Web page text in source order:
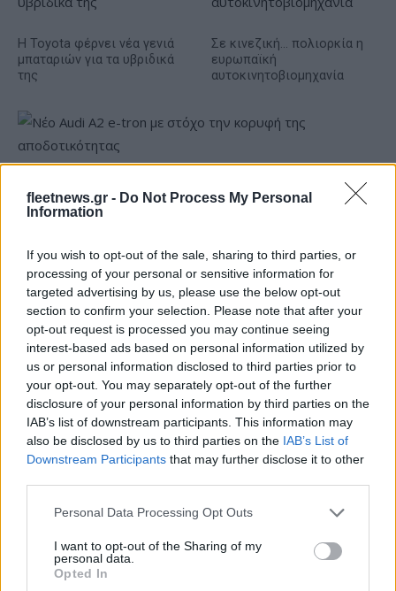
fleetnews.gr - Do Not Process My Personal
Information
If you wish to opt-out of the sale, sharing to third parties, or
processing of your personal or sensitive information for
targeted advertising by us, please use the below opt-out
section to confirm your selection. Please note that after your
opt-out request is processed you may continue seeing
interest-based ads based on personal information utilized by
us or personal information disclosed to third parties prior to
your opt-out. You may separately opt-out of the further
disclosure of your personal information by third parties on the
IAB’s list of downstream participants. This information may
also be disclosed by us to third parties on the IAB’s List of
Downstream Participants that may further disclose it to other
Please note that this website/app uses one or more Google
not limited to your visit or usage behaviour. You may click to
grant or deny consent to Google and its third-party tags to
use your data for below specified purposes in below Google
Personal Data Processing Opt Outs
I want to opt-out of the Sharing of my
personal data.
Opted In
Η Toyota φέρνει νέα γενιά
μπαταριών για τα υβριδικά
της
Σε κινεζική… πολιορκία η
ευρωπαϊκή
αυτοκινητοβιομηχανία
αποδοτικότητας
Ευρωπαϊκό Παίδων: Λύγισε
στην παράταση η Ελλάδα,
96-86 από την Ισπανία (pics)
Γιαννακόπουλος: «Όταν σου
ρίχνουν μια πέτρα, τους
καταστρέφεις» (vid)